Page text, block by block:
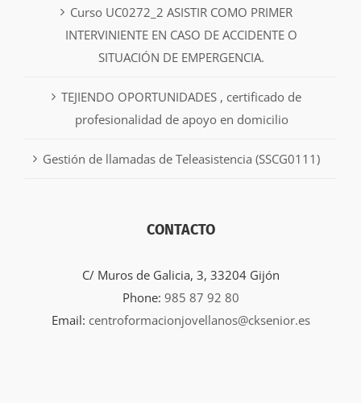
Curso UC0272_2 ASISTIR COMO PRIMER
INTERVINIENTE EN CASO DE ACCIDENTE O
SITUACIÓN DE EMPERGENCIA.
TEJIENDO OPORTUNIDADES , certificado de
profesionalidad de apoyo en domicilio
Gestión de llamadas de Teleasistencia (SSCG0111)
CONTACTO
C/ Muros de Galicia, 3, 33204 Gijón
Phone: 985 87 92 80
Email: centroformacionjovellanos@cksenior.es